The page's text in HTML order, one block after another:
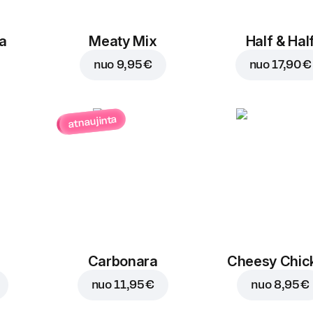
Sūrio ir vištienos
padažas, mocarela,
porcija ir dviguba
Meaty Mix
nuo 9,95 €
Half &
nuo17,90 €
atnaujinta
Carbonara
nuo11,95 €
Cheesy
nuo 8,95 €